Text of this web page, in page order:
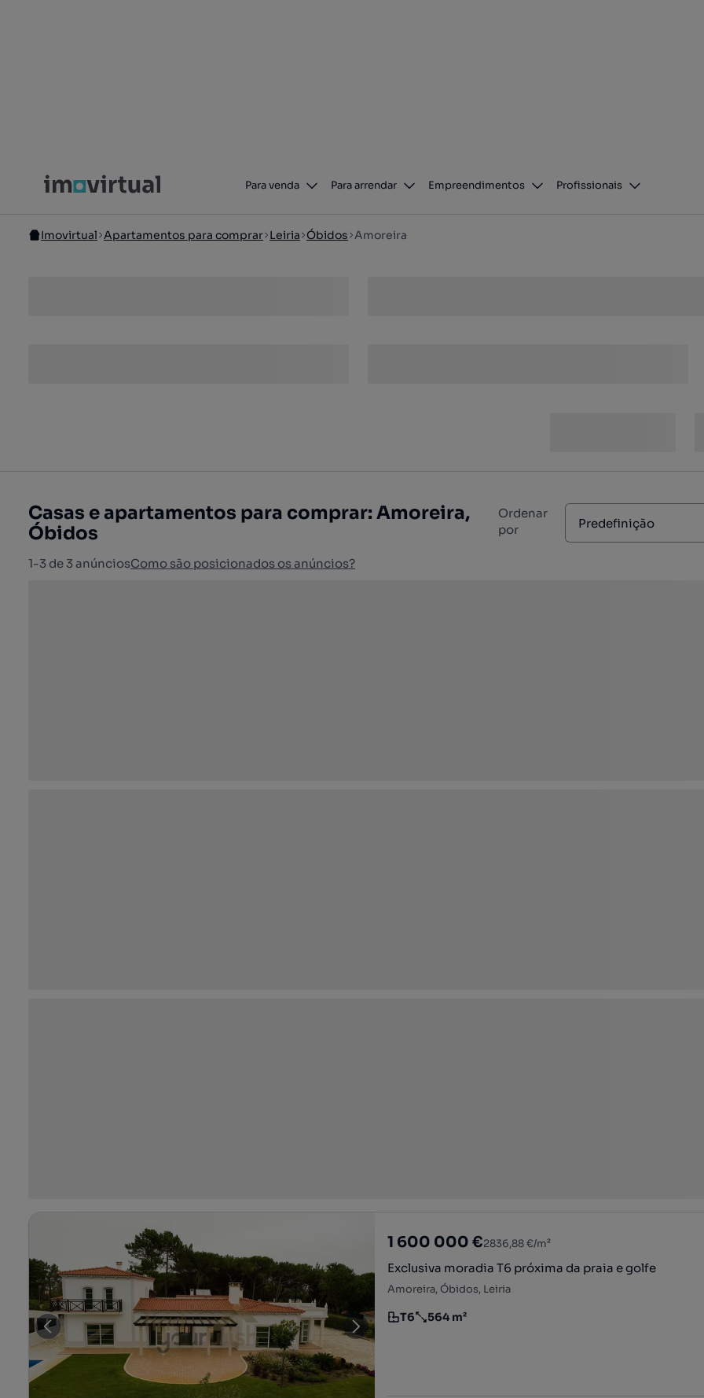
Para venda Para arrendar Empreendimentos Profissionais
Imovirtual Apartamentos para comprar Leiria Óbidos Amoreira
Casas e apartamentos para comprar: Amoreira,
Óbidos
1-3 de 3 anúnciosComo são posicionados os anúncios?
Ordenar
por
Predefinição
1 600 000 €2836,88 €/m²
Exclusiva moradia T6 próxima da praia e golfe
Amoreira, Óbidos, Leiria
Tipologia
T6
Preço por metro quadrado
564 m²